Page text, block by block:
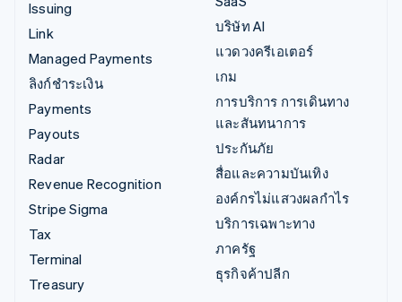
Issuing
Link
Managed Payments
ลิงก์ชำระเงิน
Payments
Payouts
Radar
Revenue Recognition
Stripe Sigma
Tax
Terminal
Treasury
บริษัท AI
แวดวงครีเอเตอร์
เกม
การบริการ การเดินทาง
และสันทนาการ
ประกันภัย
สื่อและความบันเทิง
องค์กรไม่แสวงผลกำไร
บริการเฉพาะทาง
ภาครัฐ
ธุรกิจค้าปลีก